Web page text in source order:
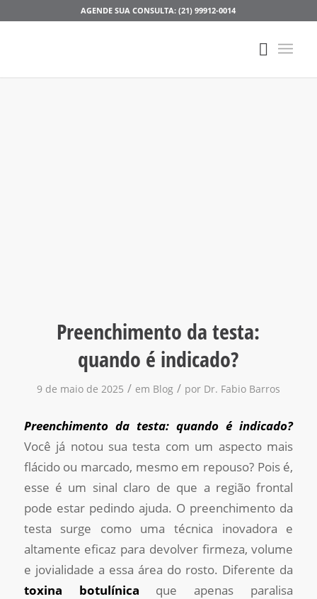
AGENDE SUA CONSULTA: (21) 99912-0014
Preenchimento da testa:
quando é indicado?
9 de maio de 2025 / em Blog / por Dr. Fabio Barros
Preenchimento da testa: quando é indicado?
Você já notou sua testa com um aspecto mais
flácido ou marcado, mesmo em repouso? Pois é,
esse é um sinal claro de que a região frontal
pode estar pedindo ajuda. O preenchimento da
testa surge como uma técnica inovadora e
altamente eficaz para devolver firmeza, volume
e jovialidade a essa área do rosto. Diferente da
toxina botulínica que apenas paralisa